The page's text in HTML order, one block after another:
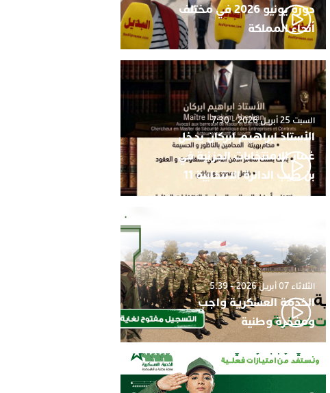
دورة يونيو 2026 في مختلف
أنحاء المملكة
السبت 25 أبريل 2026 - 7:30
الأستاذ ابراهيم ابركان يدخل
غمار الامنتخابات الجزئية في
بن طيب الدائرة الانتخابية 11
الثلاثاء 07 أبريل 2026 - 5:39
الخدمة العسكرية واجب
ومفخرة وطنية